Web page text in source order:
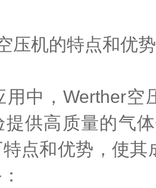
压机的特点和优势
用中，Werther空
提供高质量的气
点和优势，使其